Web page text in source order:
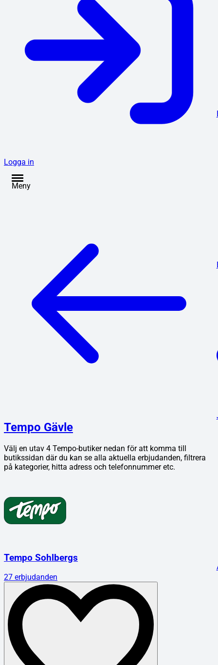
Logga in
Meny
Tempo Gävle
Välj en utav 4 Tempo-butiker nedan för att komma till
butikssidan där du kan se alla aktuella erbjudanden, filtrera
på kategorier, hitta adress och telefonnummer etc.
Tempo Sohlbergs
27 erbjudanden